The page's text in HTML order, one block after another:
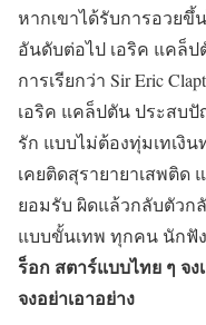
หากเขาได้รับการอวยขึ้
อันดับต่อไป เอริค แคล็ป
การเรียกว่า Sir Eric
เอริค แคล็ปตัน ประสบ
รัก แบบไม่ต้องทุ่มเทเงิ
เคยติดสุรายายาเสพติ
ยอมรับ ผิดแล้วกลับตัวก
แบบขั้นเทพ ทุกคน นักฟั
ร็อก สตาร์แบบไทย ๆ จง
จงอย่าเอาอย่าง